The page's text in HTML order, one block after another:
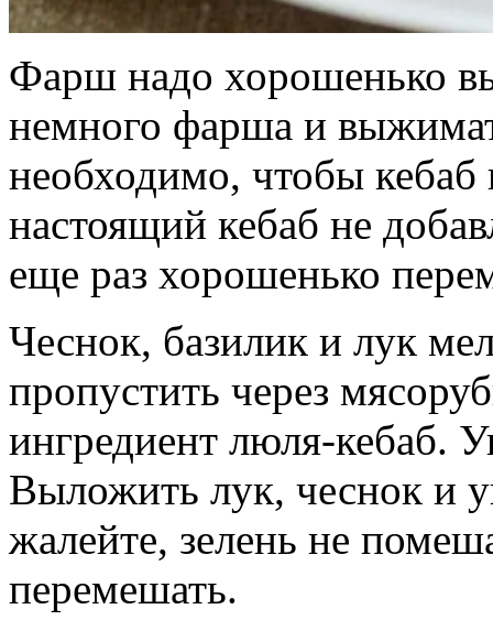
Фарш надо хорошенько
немного фарша и
необходимо, чтобы кебаб
настоящий кебаб не
еще раз хорошенько
Чеснок, базилик и лук
пропустить через
ингредиент люля-кебаб.
Выложить лук, чеснок и
жалейте, зелень не
перемешать.